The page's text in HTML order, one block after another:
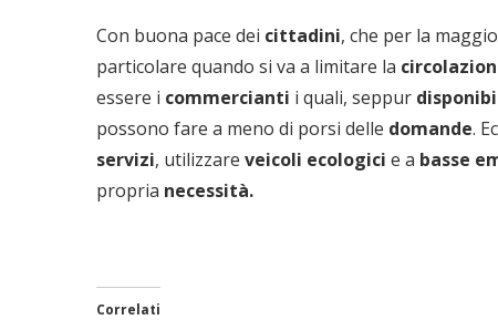
Con buona pace dei cittadini, che per la
particolare quando si va a limitare la
essere i commercianti i quali, seppur
possono fare a meno di porsi delle domande.
servizi, utilizzare veicoli ecologici e a basse
propria necessità.
Correlati